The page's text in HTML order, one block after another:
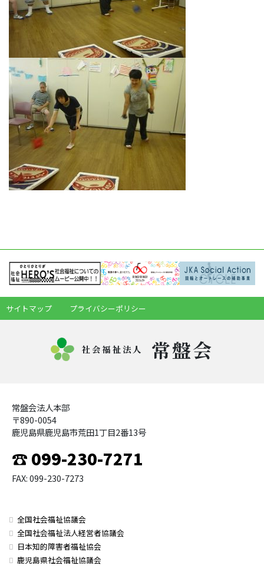
サイトマップ プライバシーポリシー
社会福祉法人 常盤会
常盤会法人本部
〒890-0054
鹿児島県鹿児島市荒田1丁目2番13号
☎ 099-230-7271
FAX: 099-230-7273
全国社会福祉協議会
全国社会福祉法人経営者協議会
日本知的障害者福祉協会
鹿児島県社会福祉協議会